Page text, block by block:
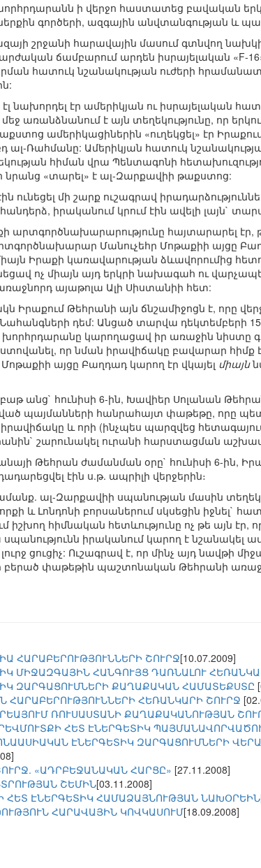
ի վերջո հաստատեց բավական
գործերի, ազգային անվտանգության և
շրջանի հարավային մասում գտնվող
ճամբարում արդեն իսրայելական «‎F-
հատուկ նշանակության ուժերի
էլ նախորդել էր ամերիկյան ու իսրայելական
առանձնանում է այն տեղեկությունը, որ
ամերիկացիներին «ուղեկցել» էր
ալ-Ռահմանը: Ամերիկյան հատուկ
հիման վրա Պենտագոնի
նրանց «տարել» է ալ-Զարքավիի թաքստոց:
ունեցել մի շարք ուշագրավ
իրականում կրում էին ավելի լայն`
արտգործնախարարությունը հայտարարել էր,
Մանուչեհր Մոթաքիի այցը
Իրաքի կառավարության ձևավորումից
ոչ միայն այդ երկրի նախագահ ու
այաթոլա Ալի Սիստանիի հետ:
Իրաքում Թեհրանի այն ճնշամիջոցն է, որը
դեմ: Անցած տարվա դեկտեմբերի
խորհրդարանը կարողացավ իր առաջին նիստը
որ նման իրավիճակը բավարար հիմք
այցը Բաղդադ կարող էր վկայել միայն
անց` հունիսի 6-ին, Խավիեր Սոլանան
պայմանների հանրահայտ փաթեթը, որը
իրավիճակը և որի (ինչպես պարզվեց
շարունակել ուրանի հարստացման
Թեհրան ժամանման օրը` հունիսի 6-ին,
էին ս.թ. ապրիլի վերջերին։
ալ-Զարքավիի սպանության մասին
և Լոնդոնի բորսաներում սկսեցին իջնել`
իշխող հիմնական հետևությունը ոչ թե այն
սպանությունն իրականում կարող է
ցուցիչ: Ուշագրավ է, որ մինչ այդ նավթի
բերած փաթեթին պաշտոնական Թեհրանի
ՀԱՐԱԲԵՐՈՒԹՅՈՒՆՆԵՐԻ ՇՈՒՐՋ[10.07.2009]
ՄԻՋԱԶԳԱՅԻՆ ՀԱՆԳՈՒՅՑ ԴԱՌՆԱԼՈՒ
ԶԱՐԳԱՑՈՒՄՆԵՐԻ ՔԱՂԱՔԱԿԱՆ ՀԱՄԱՏԵՔՍՏԸ
ՀԱՐԱԲԵՐՈՒԹՅՈՒՆՆԵՐԻ ՀԵՌԱՆԿԱՐԻ ՇՈՒՐՋ
ՌՈՒՍԱՍՏԱՆԻ ՔԱՂԱՔԱԿԱՆՈՒԹՅԱՆ
ՀԵՏ ԷՆԵՐԳԵՏԻԿ
ԷՆԵՐԳԵՏԻԿ ԶԱՐԳԱՑՈՒՄՆԵՐԻ
«ԱԴՐԲԵՋԱՆԱԿԱՆ ՀԱՐՑԸ» [27.11.2008]
ՇԵՄԻՆ[03.11.2008]
ՀԵՏ ԷՆԵՐԳԵՏԻԿ ՀԱՄԱՁԱՅՆՈՒԹՅԱՆ ՆԱԽՕՐԵԻՆ
ՀԱՐԱՎԱՅԻՆ ԿՈՎԿԱՍՈՒՄ[18.09.2008]